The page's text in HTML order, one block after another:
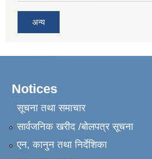
अन्य
Notices
सूचना तथा समाचार
सार्वजनिक खरीद /बोलपत्र सूचना
एन, कानुन तथा निर्देशिका